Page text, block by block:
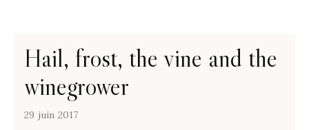
Hail, frost, the vine and the
winegrower
29 juin 2017